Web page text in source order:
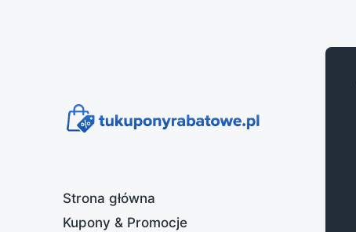
Strona główna
Kupony & Promocje